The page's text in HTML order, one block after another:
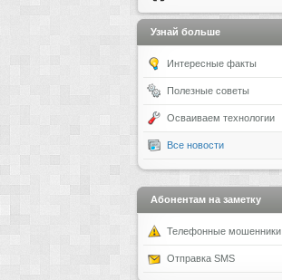
Узнай больше
Интересные факты
Полезные советы
Осваиваем технологии
Все новости
Абонентам на заметку
Телефонные мошенники
Отправка SMS